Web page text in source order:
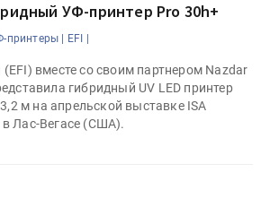
УФ-принтер Pro 30h+
принтеры | EFI |
вместе со своим партнером Nazdar
гибридный UV LED принтер
м на апрельской выставке ISA
в Лас-Вегасе (США).